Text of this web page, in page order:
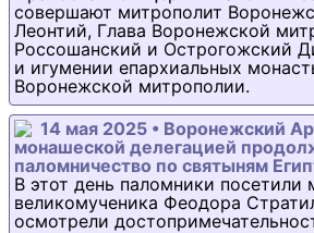
совершают митрополит
Леонтий, Глава Воронежской
Россошанский и Острогожский
и игумении епархиальных
Воронежской митрополии.
14 мая 2025 • Воронежский
монашеской делегацией
паломничество по святыням
В этот день паломники посетили
великомученика Феодора
осмотрели